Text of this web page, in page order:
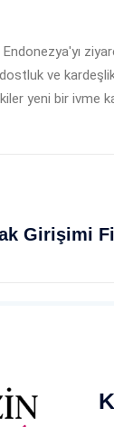
ve
yeni bir ivme